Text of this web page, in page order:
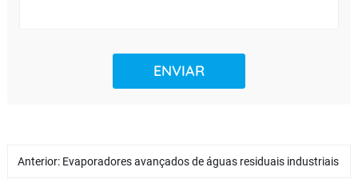
Anterior: Evaporadores avançados de águas residuais industriais